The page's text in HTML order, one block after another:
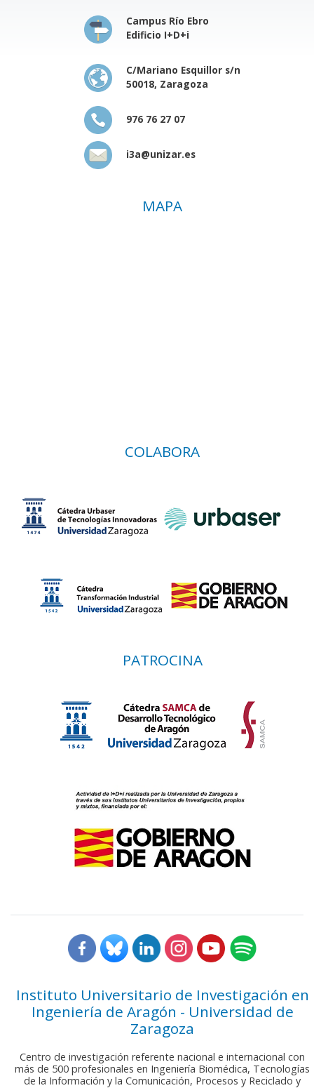
Campus Río Ebro
Edificio I+D+i
C/Mariano Esquillor s/n
50018, Zaragoza
976 76 27 07
i3a@unizar.es
MAPA
COLABORA
PATROCINA
Instituto Universitario de Investigación en
Ingeniería de Aragón - Universidad de
Zaragoza
Centro de investigación referente nacional e internacional con
más de 500 profesionales en Ingeniería Biomédica, Tecnologías
de la Información y la Comunicación, Procesos y Reciclado y